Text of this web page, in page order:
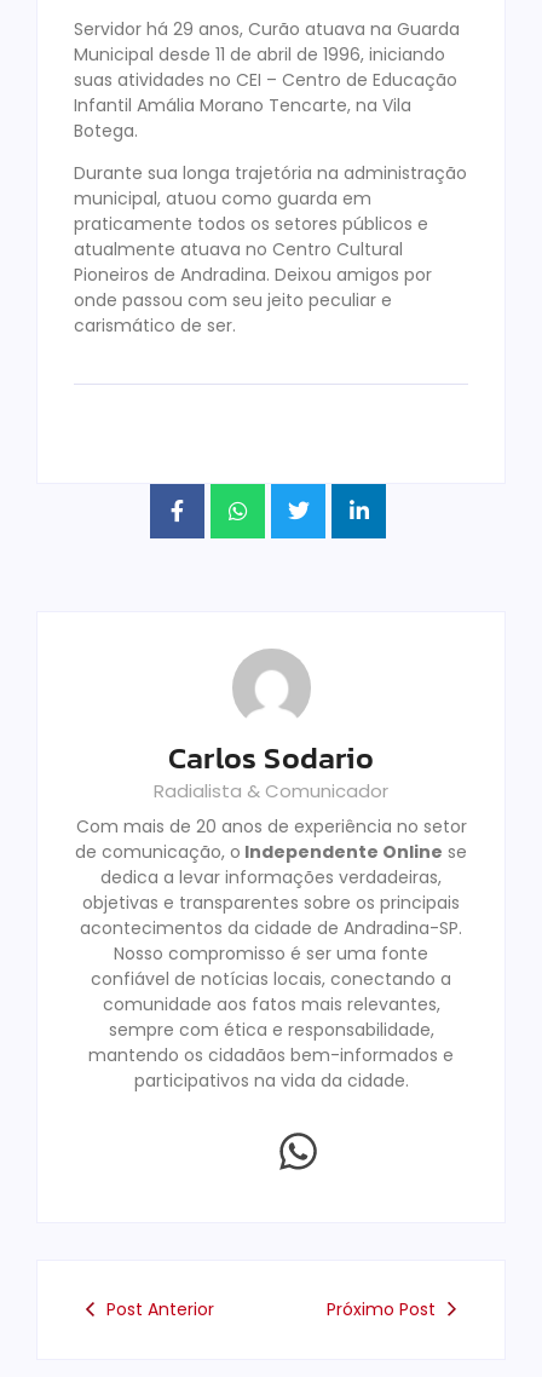
Servidor há 29 anos, Curão atuava na Guarda
Municipal desde 11 de abril de 1996, iniciando
suas atividades no CEI – Centro de Educação
Infantil Amália Morano Tencarte, na Vila
Botega.
Durante sua longa trajetória na administração
municipal, atuou como guarda em
praticamente todos os setores públicos e
atualmente atuava no Centro Cultural
Pioneiros de Andradina. Deixou amigos por
onde passou com seu jeito peculiar e
carismático de ser.
Carlos Sodario
Radialista & Comunicador
Com mais de 20 anos de experiência no setor
de comunicação, o Independente Online se
dedica a levar informações verdadeiras,
objetivas e transparentes sobre os principais
acontecimentos da cidade de Andradina-SP.
Nosso compromisso é ser uma fonte
confiável de notícias locais, conectando a
comunidade aos fatos mais relevantes,
sempre com ética e responsabilidade,
mantendo os cidadãos bem-informados e
participativos na vida da cidade.
Post Anterior Próximo Post